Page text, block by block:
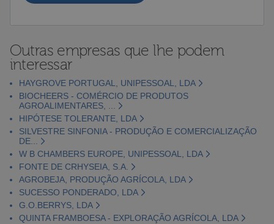
Outras empresas que lhe podem
interessar
HAYGROVE PORTUGAL, UNIPESSOAL, LDA
BIOCHEERS - COMÉRCIO DE PRODUTOS
AGROALIMENTARES, ...
HIPÓTESE TOLERANTE, LDA
SILVESTRE SINFONIA - PRODUÇÃO E COMERCIALIZAÇÃO
DE...
W B CHAMBERS EUROPE, UNIPESSOAL, LDA
FONTE DE CRHYSEIA, S.A.
AGROBEJA, PRODUÇÃO AGRÍCOLA, LDA
SUCESSO PONDERADO, LDA
G.O.BERRYS, LDA
QUINTA FRAMBOESA - EXPLORAÇÃO AGRÍCOLA, LDA